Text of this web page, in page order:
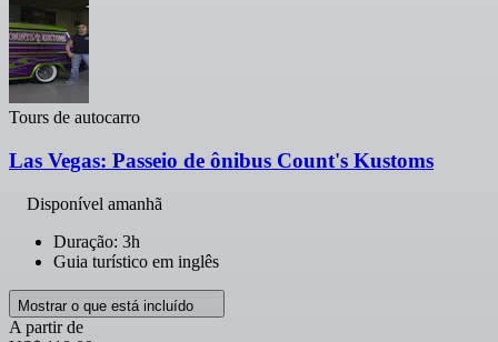
Tours de autocarro
Las Vegas: Passeio de ônibus Count's Kustoms
Disponível amanhã
Duração: 3h
Guia turístico em inglês
Mostrar o que está incluído
A partir de